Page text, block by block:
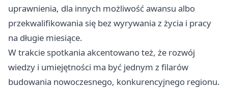
uprawnienia, dla innych możliwość awansu albo
przekwalifikowania się bez wyrywania z życia i pracy
na długie miesiące.
W trakcie spotkania akcentowano też, że rozwój
wiedzy i umiejętności ma być jednym z filarów
budowania nowoczesnego, konkurencyjnego regionu.